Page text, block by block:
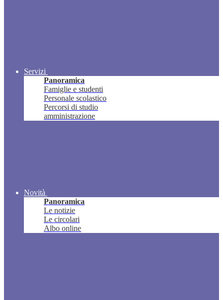
Servizi
Panoramica
Famiglie e studenti
Personale scolastico
Percorsi di studio
amministrazione
Novità
Panoramica
Le notizie
Le circolari
Albo online